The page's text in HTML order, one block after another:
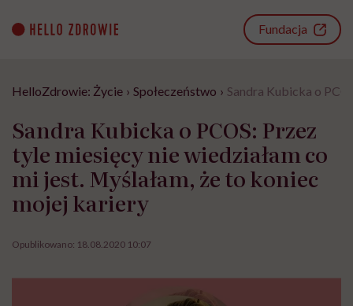
content
Fundacja
HelloZdrowie: Życie › Społeczeństwo › Sandra Kubicka o
Sandra Kubicka o PCOS: Przez
tyle miesięcy nie wiedziałam co
mi jest. Myślałam, że to koniec
mojej kariery
Opublikowano: 18.08.2020 10:07